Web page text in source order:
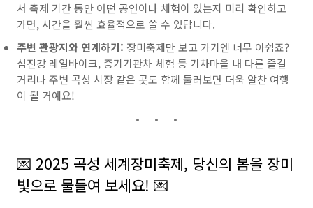
서 축제 기간 동안 어떤 공연이나 체험이 있는지 미리 확인하고
가면, 시간을 훨씬 효율적으로 쓸 수 있답니다.
주변 관광지와 연계하기: 장미축제만 보고 가기엔 너무 아쉽죠?
섬진강 레일바이크, 증기기관차 체험 등 기차마을 내 다른 즐길
거리나 주변 곡성 시장 같은 곳도 함께 둘러보면 더욱 알찬 여행
이 될 거예요!
💌 2025 곡성 세계장미축제, 당신의 봄을 장미
빛으로 물들여 보세요! 💌